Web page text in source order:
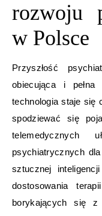
rozwoju
w Polsce
Przyszłość
obiecująca i
technologia staje się
spodziewać się
telemedycznych
psychiatrycznych
sztucznej
dostosowania
borykających się z